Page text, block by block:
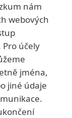
nám
webových
Pro účely
jména,
jiné údaje